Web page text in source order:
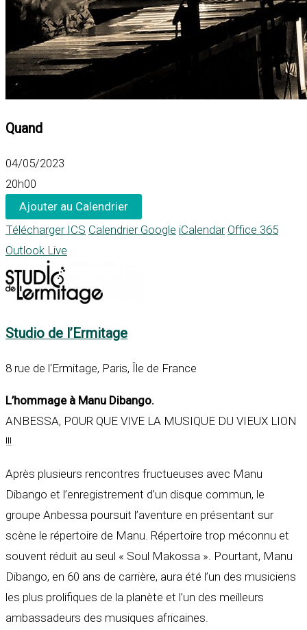
Quand
04/05/2023
20h00
Ajouter au Calendrier
Télécharger ICS Calendrier Google iCalendar Office 365
Outlook Live
Studio de l’Ermitage
8 rue de l'Ermitage, Paris, Île de France
L’hommage à Manu Dibango.
ANBESSA, POUR QUE VIVE LA MUSIQUE DU VIEUX LION
!!!
Après plusieurs rencontres fructueuses avec Manu
Dibango et l’enregistrement d’un disque commun, le
groupe Anbessa poursuit l’aventure en présentant sur
scène le répertoire de Manu. Répertoire trop méconnu et
souvent réduit au seul « Soul Makossa ». Pourtant, Manu
Dibango, en 60 ans de carrière, aura été l’un des musiciens
les plus prolifiques de la planète et l’un des meilleurs
ambassadeurs des musiques africaines.